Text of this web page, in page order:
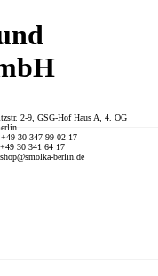
2-9, GSG-Hof Haus A, 4. OG
30 347 99 02 17
30 341 64 17
berlin.de